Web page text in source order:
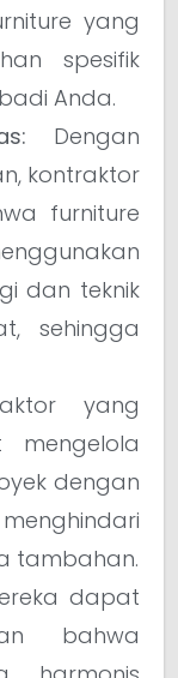
yang
spesifik
Anda.
Dengan
kontraktor
furniture
dan teknik
sehingga
yang
mengelola
dengan
tambahan.
dapat
bahwa